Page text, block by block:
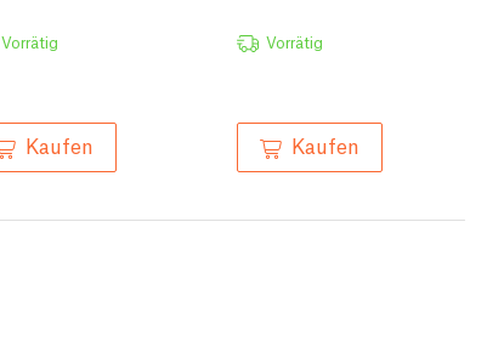
Vorrätig
Kaufen
Vorrätig
Kaufen